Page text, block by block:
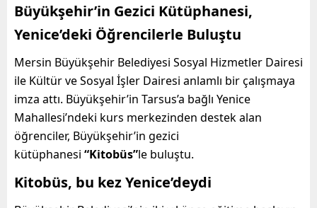
Büyükşehir’in Gezici Kütüphanesi,
Yenice’deki Öğrencilerle Buluştu
Mersin Büyükşehir Belediyesi Sosyal Hizmetler Dairesi
ile Kültür ve Sosyal İşler Dairesi anlamlı bir çalışmaya
imza attı. Büyükşehir’in Tarsus’a bağlı Yenice
Mahallesi’ndeki kurs merkezinden destek alan
öğrenciler, Büyükşehir’in gezici
kütüphanesi “Kitobüs”le buluştu.
Kitobüs, bu kez Yenice’deydi